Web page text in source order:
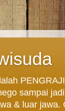
sampai
& luar